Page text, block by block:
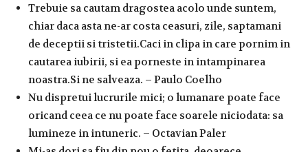
Trebuie sa cautam dragostea acolo unde suntem,
chiar daca asta ne-ar costa ceasuri, zile, saptamani
de deceptii si tristetii.Caci in clipa in care pornim in
cautarea iubirii, si ea porneste in intampinarea
noastra.Si ne salveaza. – Paulo Coelho
Nu dispretui lucrurile mici; o lumanare poate face
oricand ceea ce nu poate face soarele niciodata: sa
lumineze in intuneric. – Octavian Paler